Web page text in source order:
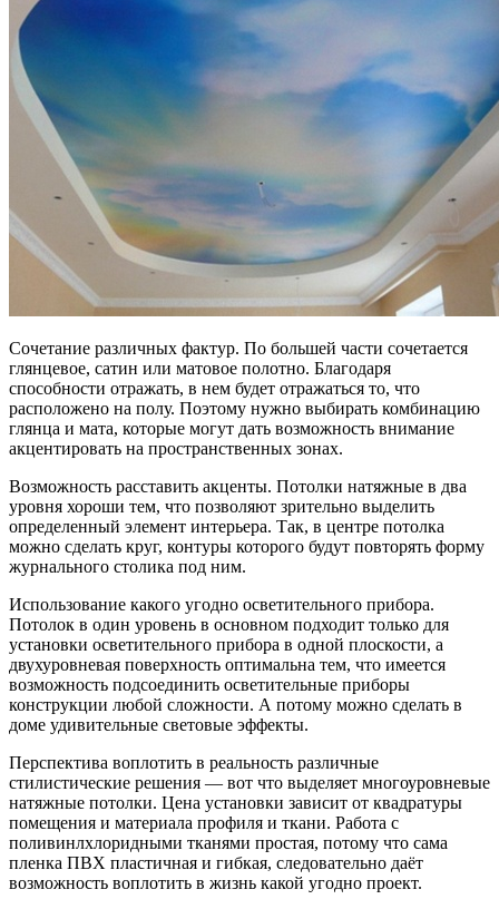
Сочетание различных фактур. По большей части сочетается
глянцевое, сатин или матовое полотно. Благодаря
способности отражать, в нем будет отражаться то, что
расположено на полу. Поэтому нужно выбирать комбинацию
глянца и мата, которые могут дать возможность внимание
акцентировать на пространственных зонах.
Возможность расставить акценты. Потолки натяжные в два
уровня хороши тем, что позволяют зрительно выделить
определенный элемент интерьера. Так, в центре потолка
можно сделать круг, контуры которого будут повторять форму
журнального столика под ним.
Использование какого угодно осветительного прибора.
Потолок в один уровень в основном подходит только для
установки осветительного прибора в одной плоскости, а
двухуровневая поверхность оптимальна тем, что имеется
возможность подсоединить осветительные приборы
конструкции любой сложности. А потому можно сделать в
доме удивительные световые эффекты.
Перспектива воплотить в реальность различные
стилистические решения — вот что выделяет многоуровневые
натяжные потолки. Цена установки зависит от квадратуры
помещения и материала профиля и ткани. Работа с
поливинлхлоридными тканями простая, потому что сама
пленка ПВХ пластичная и гибкая, следовательно даёт
возможность воплотить в жизнь какой угодно проект.